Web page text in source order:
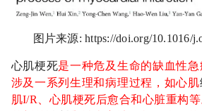
图片来源:https://doi.org/10.1016/
心肌梗死是一种危及生命的缺血性
涉及一系列生理和病理过程，如心肌
肌I/R
、心肌梗死后愈合和心脏重构